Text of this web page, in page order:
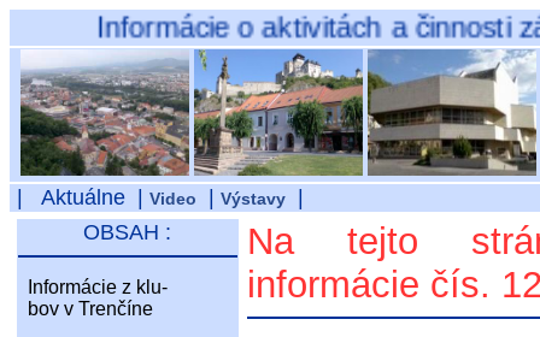
Informácie o aktivitách a činnosti
| Aktuálne | Video Výstavy
OBSAH :
Informácie z klu-
bov v Trenčíne
Na tejto
informácie čís.